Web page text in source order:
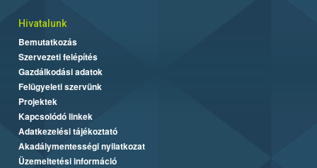
Hivatalunk
Bemutatkozás
Szervezeti felépítés
Gazdálkodási adatok
Felügyeleti szervünk
Projektek
Kapcsolódó linkek
Adatkezelési tájékoztató
Akadálymentességi nyilatkozat
Üzemeltetési információ